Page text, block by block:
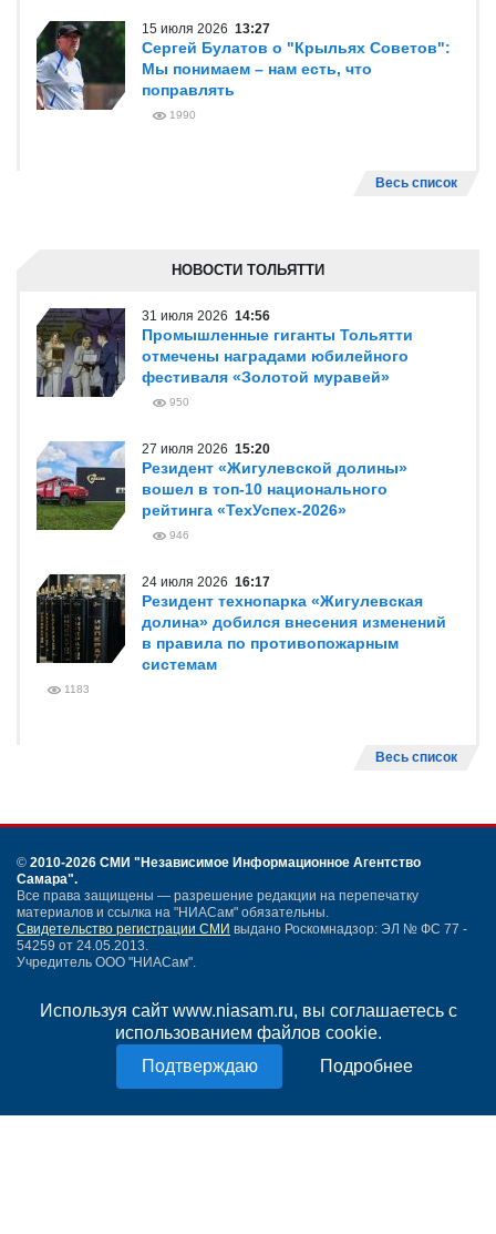
Используя сайт www.niasam.ru, вы соглашаетесь с
использованием файлов cookie.
Подробнее
15 июля 2026 13:27
Сергей Булатов о "Крыльях Советов":
Мы понимаем – нам есть, что
поправлять
1990
Весь список
НОВОСТИ ТОЛЬЯТТИ
31 июля 2026 14:56
Промышленные гиганты Тольятти
отмечены наградами юбилейного
фестиваля «Золотой муравей»
950
27 июля 2026 15:20
Резидент «Жигулевской долины»
вошел в топ-10 национального
рейтинга «ТехУспех-2026»
946
24 июля 2026 16:17
Резидент технопарка «Жигулевская
долина» добился внесения изменений
в правила по противопожарным
системам
1183
Весь список
© 2010-2026 СМИ "Независимое Информационное Агентство
Самара".
Все права защищены — разрешение редакции на перепечатку
материалов и ссылка на "НИАСам" обязательны.
Свидетельство регистрации СМИ выдано Роскомнадзор: ЭЛ № ФС 77 -
54259 от 24.05.2013.
Учредитель ООО "НИАСам".
Написать письмо
Политика конфиденциальности